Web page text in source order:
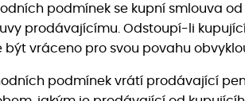
podmínek se kupní smlouva
prodávajícímu. Odstoupí-li
vráceno pro svou povahu
podmínek vrátí prodávající